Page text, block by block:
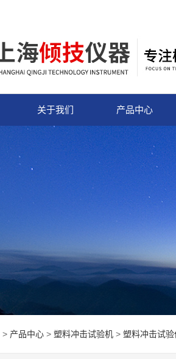
关于我们 产品中心
> 产品中心 > 塑料冲击试验机 > 塑料冲击试验